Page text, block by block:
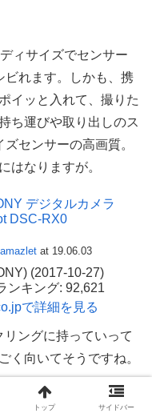
ィサイズでセンサー
ビれます。しかも、携
イッと入れて、撮りた
ち運びや取り出しのス
センサーの高画質。
はなりますが。
デジタルカメラ
DSC-RX0
amazlet at 19.06.03
(2017-10-27)
ンキング: 92,621
で詳細を見る
ングに持っていって
く向いてそうですね。
トップ サイドバー